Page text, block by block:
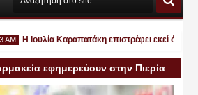
Καραπατάκη επιστρέφει εκεί όπου
εφημερεύουν στην Πιερία